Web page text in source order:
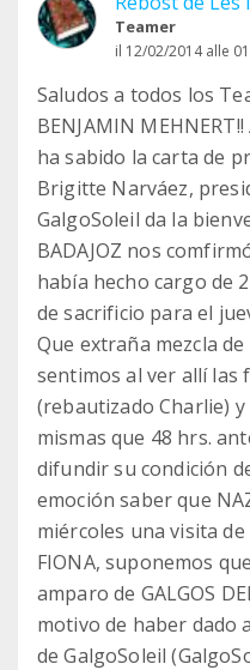
Teamer
il 12/02/2014 alle
Saludos a todos los
BENJAMIN
ha sabido la carta de
Brigitte Narváez,
GalgoSoleil da la
BADAJOZ nos
había hecho cargo de
de sacrificio para el
Que extraña mezcla
sentimos al ver allí las
(rebautizado Charlie) y
mismas que 48 hrs.
difundir su condición
emoción saber que
miércoles una visita
FIONA, suponemos
amparo de GALGOS
motivo de haber dado
de GalgoSoleil